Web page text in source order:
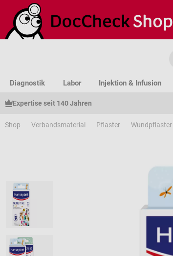
Hauptinhalt springen
Zur Suche springen
Zur Hauptnavigation springen
Diagnostik Labor Injektion & Infusion
Expertise seit 140 Jahren
Shop Verbandsmaterial Pflaster Wundpflaster